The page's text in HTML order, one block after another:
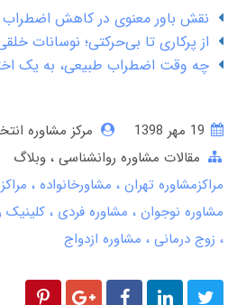
نقش باور معنوی در کاهش
از پرکاری تا بی‌حرکتی؛ نوسانات
چه وقت اضطراب طبیعی، به یک
مرکز مشاوره
مقالات مشاوره روانشناسی وبلاگ
مراکزمشاوره تهران
مشاورخانواده
مشاوره نوجوان
مشاوره فردی کلینیک
زوج درمانی
مشاوره ازدواج